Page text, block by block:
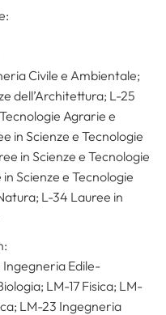
Civile e Ambientale;
dell’Architettura; L-25
Agrarie e
in Scienze e Tecnologie
in Scienze e Tecnologie
Scienze e Tecnologie
L-34 Lauree in
Edile-
LM-17 Fisica; LM-
LM-23 Ingegneria